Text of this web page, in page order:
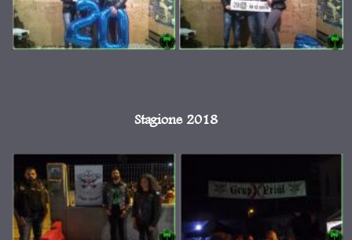
Stagione 2018